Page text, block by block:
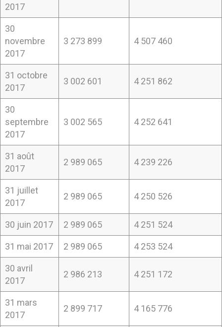
2017
30
novembre
2017
3 273 899 4 507 460
31 octobre
2017
3 002 601 4 251 862
30
septembre
2017
3 002 565 4 252 641
31 août
2017
2 989 065 4 239 226
31 juillet
2017
2 989 065 4 250 526
30 juin 2017 2 989 065 4 251 524
31 mai 2017 2 989 065 4 253 524
30 avril
2017
2 986 213 4 251 172
31 mars
2017
2 899 717 4 165 776